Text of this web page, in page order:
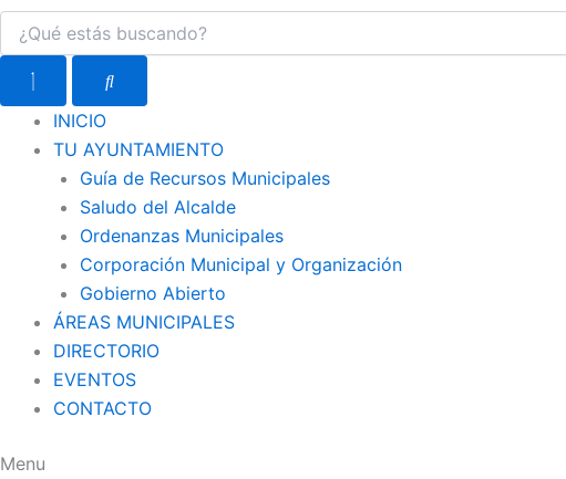
INICIO
TU AYUNTAMIENTO
Guía de Recursos Municipales
Saludo del Alcalde
Ordenanzas Municipales
Corporación Municipal y Organización
Gobierno Abierto
ÁREAS MUNICIPALES
DIRECTORIO
EVENTOS
CONTACTO
Menu